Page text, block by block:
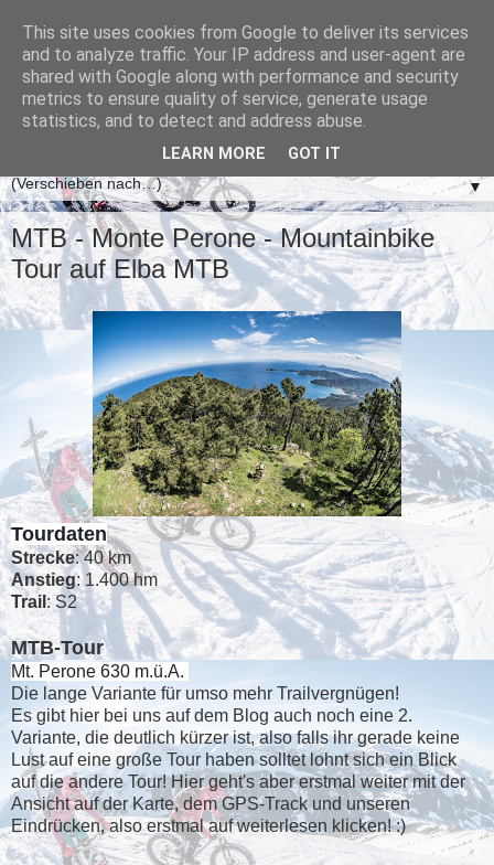
▼
MTB - Monte Perone - Mountainbike
Tour auf Elba MTB
Tourdaten
Strecke: 40 km
Anstieg: 1.400 hm
Trail : S2
MTB-Tour
Mt. Perone 630 m.ü.A.
Die lange Variante für umso mehr Trailvergnügen!
Es gibt hier bei uns auf dem Blog auch noch eine 2.
Variante, die deutlich kürzer ist, also falls ihr gerade keine
Lust auf eine große Tour haben solltet lohnt sich ein Blick
auf die andere Tour! Hier geht's aber erstmal weiter mit der
Ansicht auf der Karte, dem GPS-Track und unseren
Eindrücken, also erstmal auf weiterlesen klicken! :)
This site uses cookies from Google to deliver its services
and to analyze traffic. Your IP address and user-agent are
shared with Google along with performance and security
metrics to ensure quality of service, generate usage
statistics, and to detect and address abuse.
LEARN MORE GOT IT